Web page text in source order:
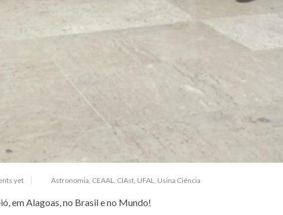
yet Astronomia, CEAAL, CIAst, UFAL, Usina Ciência
em Alagoas, no Brasil e no Mundo!